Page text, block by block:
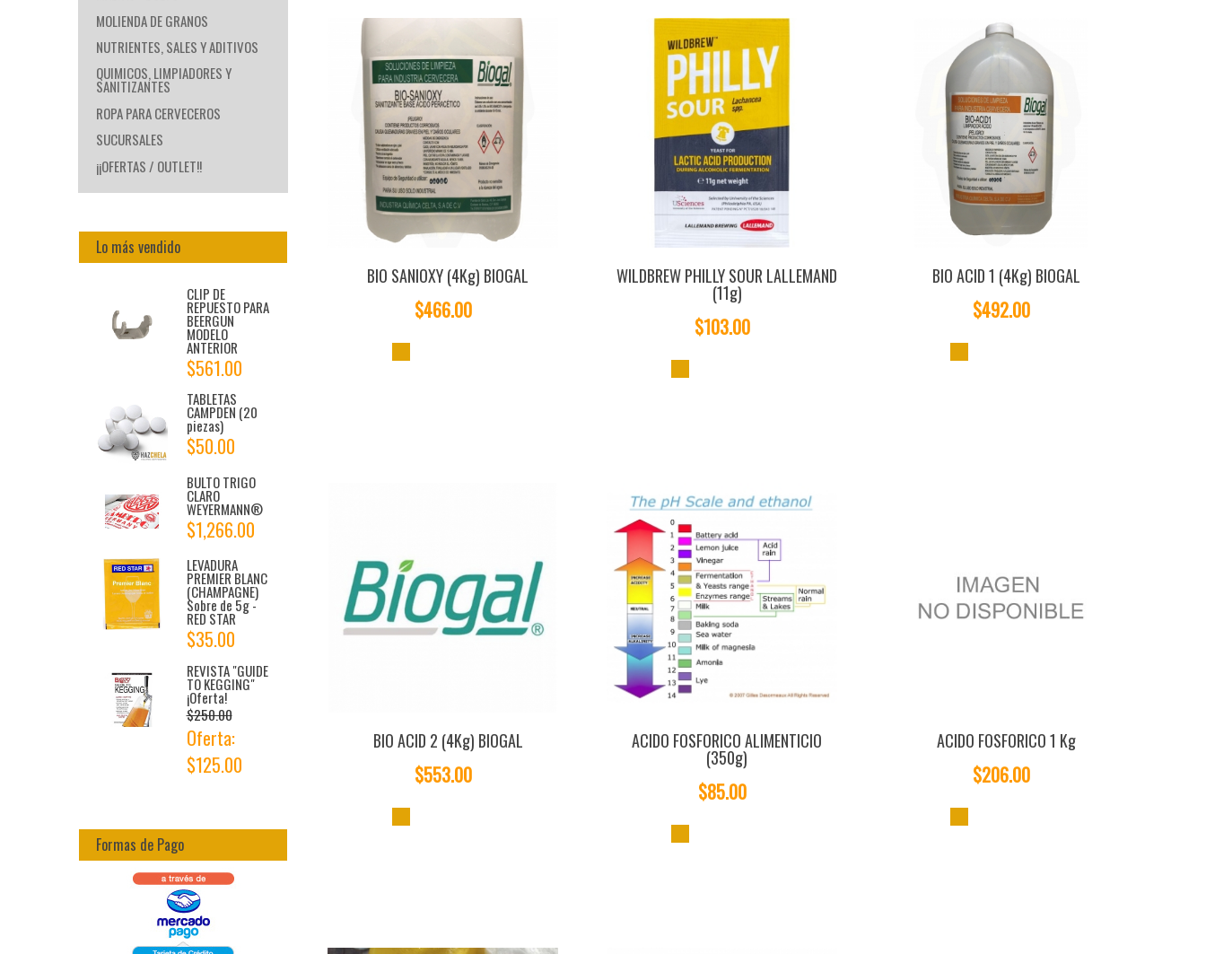
MOLIENDA DE GRANOS
NUTRIENTES, SALES Y ADITIVOS
QUIMICOS, LIMPIADORES Y
SANITIZANTES
ROPA PARA CERVECEROS
SUCURSALES
¡¡OFERTAS / OUTLET!!
Lo más vendido
CLIP DE
REPUESTO PARA
BEERGUN
MODELO
ANTERIOR
$561.00
TABLETAS
CAMPDEN (20
piezas)
$50.00
BULTO TRIGO
CLARO
WEYERMANN®
$1,266.00
LEVADURA
PREMIER BLANC
(CHAMPAGNE)
Sobre de 5g -
RED STAR
$35.00
REVISTA "GUIDE
TO KEGGING"
¡Oferta!
$250.00
Oferta:
$125.00
Formas de Pago
BIO SANIOXY (4Kg) BIOGAL
$466.00
WILDBREW PHILLY SOUR LALLEMAND
(11g)
$103.00
BIO ACID 1 (4Kg) BIOGAL
$492.00
BIO ACID 2 (4Kg) BIOGAL
$553.00
ACIDO FOSFORICO ALIMENTICIO
(350g)
$85.00
ACIDO FOSFORICO 1 Kg
$206.00